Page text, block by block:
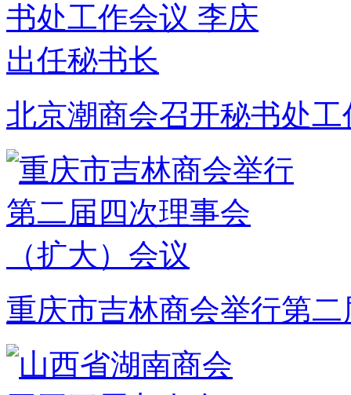
北京潮商会召开秘书处
重庆市吉林商会举行第